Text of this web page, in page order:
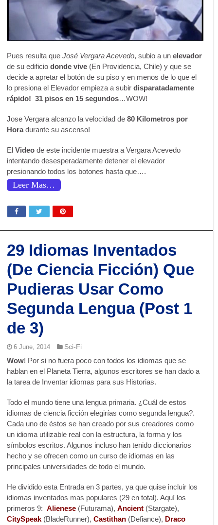
Pues resulta que José Vergara Acevedo, subio a unelevador
de su edificiodonde vive (En Providencia, Chile) y que se
decide a apretar el botón de su piso y en menos de lo que el
lo presiona el Elevador empieza a subirdisparatadamente
rápido! 31 pisos en 15 segundos…WOW!
Jose Vergara alcanzo la velocidad de 80 Kilometros por
Horadurante su ascenso!
ElVideo de este incidente muestra a Vergara Acevedo
intentando desesperadamente detener el elevador
presionando todos los botones hasta que….
Leer Mas…
29 Idiomas Inventados
(De Ciencia Ficción) Que
Pudieras Usar Como
Segunda Lengua (Post 1
de 3)
6 June, 2014 Sci-Fi
Wow! Por si no fuera poco con todos los idiomas que se
hablan en el Planeta Tierra, algunos escritores se han dado a
la tarea de Inventar idiomas para sus Historias.
Todo el mundo tiene una lengua primaria. ¿Cuál de estos
idiomas de ciencia ficción elegirías como segunda lengua?.
Cada uno de éstos se han creado por sus creadores como
un idioma utilizable real con la estructura, la forma y los
símbolos escritos. Algunos incluso han tenido diccionarios
hecho y se ofrecen como un curso de idiomas en las
principales universidades de todo el mundo.
He dividido esta Entrada en 3 partes, ya que quise incluir los
idiomas inventados mas populares (29 en total). Aquí los
primeros 9:Alienese (Futurama),Ancient (Stargate),
CitySpeak (BladeRunner),Castithan (Defiance), Draco